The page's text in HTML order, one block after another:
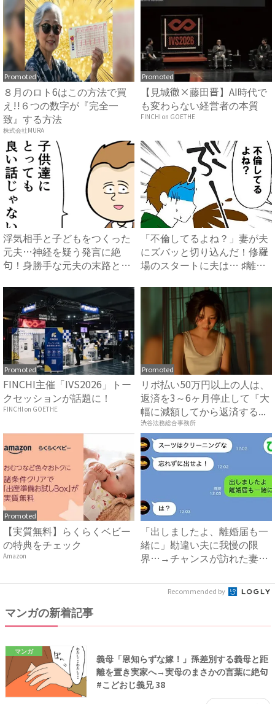
Promoted
８月のロト6はこの方法で買
え!!６つの数字が『完全一
致』する方法
株式会社MURA
Promoted
【見城徹×藤田晋】AI時代で
も変わらない経営者の本質
FINCHI on GOETHE
浮気相手と子どもをつくった
元夫…神経を疑う発言に絶
句！身勝手な元夫の末路と
「不倫してるよね？」妻が夫
にズバッと切り込んだ！修羅
場のスタートに夫は… ♯離
Promoted
FINCHI主催「IVS2026」トー
クセッションが話題に！
FINCHI on GOETHE
Promoted
リボ払い50万円以上の人は、
返済を3～6ヶ月停止して『大
幅に減額してから返済する...
渋谷法務総合事務所
Promoted
【実質無料】らくらくベビー
の特典をチェック
Amazon
「出しましたよ、離婚届も一
緒に」勘違い夫に我慢の限
界…→チャンスが訪れた妻
Recommended by
マンガの新着記事
マンガ
義母「恩知らずな嫁！」孫差別する義母と距
離を置き実家へ→実母のまさかの言葉に絶句
#こどおじ義兄 38